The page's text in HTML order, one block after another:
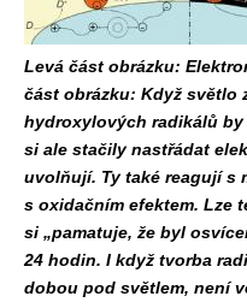
Levá část obrázku:
část obrázku: Když světlo
hydroxylových radikálů
si ale stačily nastřádat
uvolňují. Ty také reagují s
s oxidačním efektem. Lze
si „pamatuje, že byl
24 hodin. I když tvorba
dobou pod světlem, není